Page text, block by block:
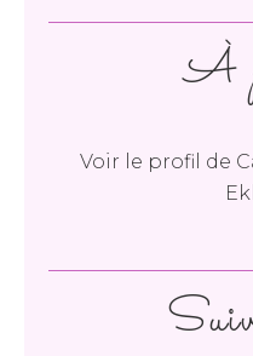
À
Voir le profil de